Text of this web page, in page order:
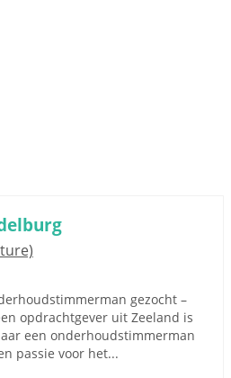
gezocht –
opdrachtgever uit Zeeland is
een onderhoudstimmerman
passie voor het...